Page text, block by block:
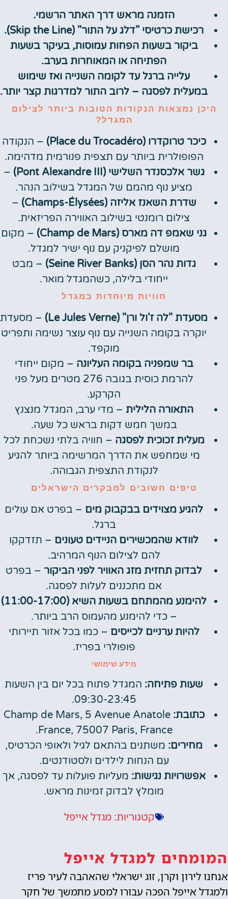
הזמנה מראש דרך האתר הרשמי.
רכישת כרטיסי "דלג על התור" (Skip the Line).
ביקור בשעות הפחות עמוסות, בעיקר בשעות
הפתיחה או המאוחרות בערב.
עלייה ברגל עד לקומה השנייה ואז שימוש
במעלית לפסגה – לרוב התור למדרגות קצר יותר.
היכן נמצאות הנקודות הטובות ביותר לצילום
המגדל?
כיכר טרוקדרו (Place du Trocadéro)
– הנקודה
הפופולרית ביותר עם תצפית פנורמית מדהימה.
גשר אלכסנדר השלישי (Pont Alexandre III)
–
מציע נוף מהמם של המגדל בשילוב הנהר.
שדרת השאנז אליזה (Champs-Élysées)
–
צילום רומנטי בשילוב האווירה הפריזאית.
גני שאמפ דה מארס (Champ de Mars)
– מקום
מושלם לפיקניק עם נוף ישיר למגדל.
גדות נהר הסן (Seine River Banks)
– מבט
ייחודי בלילה, כשהמגדל מואר.
חוויות מיוחדות במגדל
מסעדת "לה ז'ול ורן" (Le Jules Verne)
– מסעדת
יוקרה בקומה השנייה עם נוף עוצר נשימה ותפריט
מוקפד.
בר שמפניה בקומה העליונה – מקום ייחודי
להרמת כוסית בגובה 276 מטרים מעל פני
הקרקע.
התאורה הלילית – מדי ערב, המגדל מנצנץ
במשך חמש דקות בראש כל שעה.
מעלית זכוכית לפסגה – חוויה בלתי נשכחת לכל
מי שמחפש את הדרך המרשימה ביותר להגיע
לנקודת התצפית הגבוהה.
טיפים חשובים למבקרים הישראלים
להגיע מצוידים בבקבוק מים – בפרט אם עולים
ברגל.
לוודא שהמכשירים הניידים טעונים – תזדקקו
להם לצילום הנוף המרהיב.
לבדוק תחזית מזג האוויר לפני הביקור – בפרט
אם מתכננים לעלות לפסגה.
להימנע מהמתחם בשעות השיא (11:00-17:00)
– כדי להימנע מהעמוס הרב ביותר.
להיות ערניים לכייסים – כמו בכל אזור תיירותי
פופולרי בפריז.
מידע שימושי
שעות פתיחה: המגדל פתוח בכל יום בין השעות
09:30-23:45.
כתובת: Champ de Mars, 5 Avenue Anatole
France, 75007 Paris, France.
מחירים: משתנים בהתאם לגיל ולאופי הכרטיס,
עם הנחות לילדים ולסטודנטים.
אפשרויות נגישות: מעליות פועלות עד לפסגה, אך
מומלץ לבדוק זמינות מראש.
קטגוריות: מגדל אייפל
המומחים למגדל אייפל
אנחנו לירון וקרן, זוג ישראלי שהאהבה לעיר פריז
ולמגדל אייפל הפכה עבורו למסע מתמשך של חקר